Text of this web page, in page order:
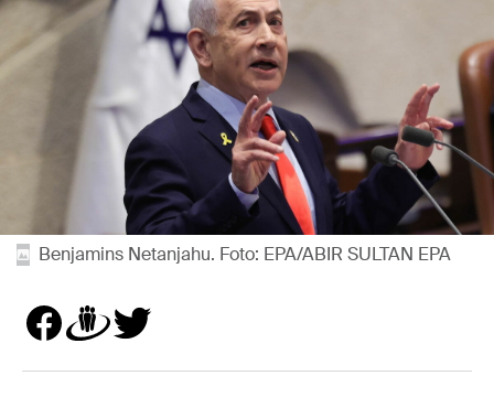
Benjamins Netanjahu. Foto: EPA/ABIR SULTAN EPA